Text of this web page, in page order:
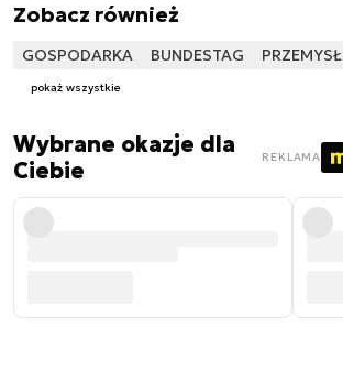
Zobacz również
GOSPODARKA BUNDESTAG PRZEMYSŁ
pokaż wszystkie
Wybrane okazje dla
Ciebie
REKLAMA